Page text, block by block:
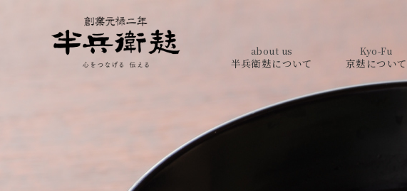
about us
半兵衛麸について
Kyo-Fu
京麸について